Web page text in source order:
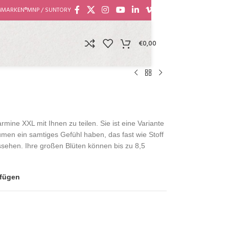
MNP / SUNTORY
€0,00
XXL mit Ihnen zu teilen. Sie ist eine Variante
ein samtiges Gefühl haben, das fast wie Stoff
Ihre großen Blüten können bis zu 8,5